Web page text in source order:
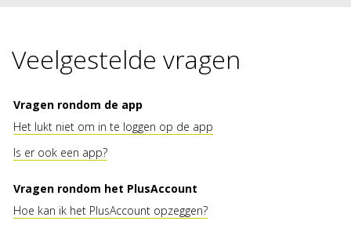
Veelgestelde vragen
Vragen rondom de app
Het lukt niet om in te loggen op de app
Is er ook een app?
Vragen rondom het PlusAccount
Hoe kan ik het PlusAccount opzeggen?